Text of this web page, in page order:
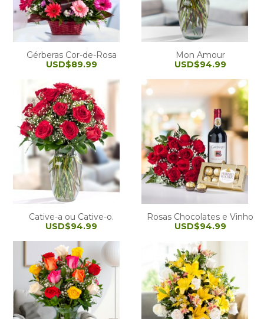
Gérberas Cor-de-Rosa
USD$89.99
Mon Amour
USD$94.99
Cative-a ou Cative-o.
USD$94.99
Rosas Chocolates e Vinho
USD$94.99